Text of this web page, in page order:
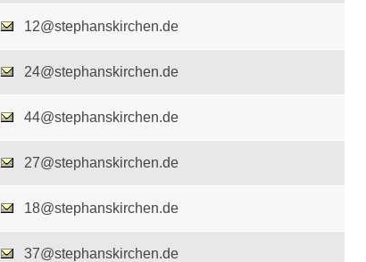
12@stephanskirchen.de
24@stephanskirchen.de
44@stephanskirchen.de
27@stephanskirchen.de
18@stephanskirchen.de
37@stephanskirchen.de